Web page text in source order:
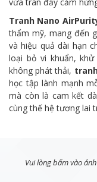
vừa tràn đầy cảm
Tranh Nano
thẩm mỹ, mang đến
và hiệu quả dài hạn
loại bỏ vi khuẩn,
không phát thải,
học tập lành mạnh
mà còn là cam kết
cùng thế hệ tương lai
Vui lòng bấm vào